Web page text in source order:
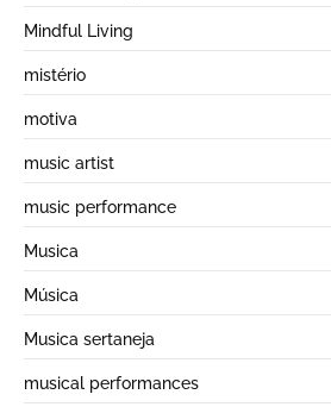
Mindful Living
mistério
motiva
music artist
music performance
Musica
Música
Musica sertaneja
musical performances